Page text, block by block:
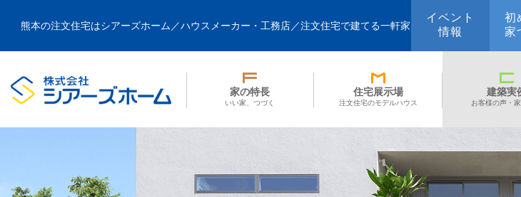
イベント
情報
初
家
熊本の注文住宅はシアーズホーム／ハウスメーカー・工務店／注文住宅で建てる一軒家
家の特長
いい家、つづく
住宅展示場
注文住宅のモデルハウス
建築実
お客様の声・